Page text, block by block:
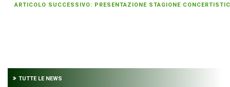
ARTICOLO SUCCESSIVO: PRESENTAZIONE STAGIONE
TUTTE LE NEWS